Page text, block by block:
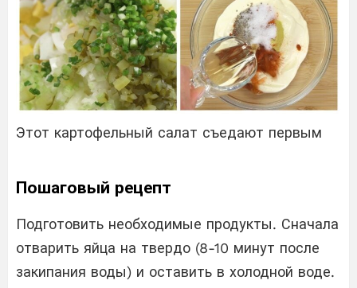
Этот картофельный салат съедают первым
Пошаговый рецепт
Подготовить необходимые продукты. Сначала
отварить яйца на твердо (8-10 минут после
закипания воды) и оставить в холодной воде.